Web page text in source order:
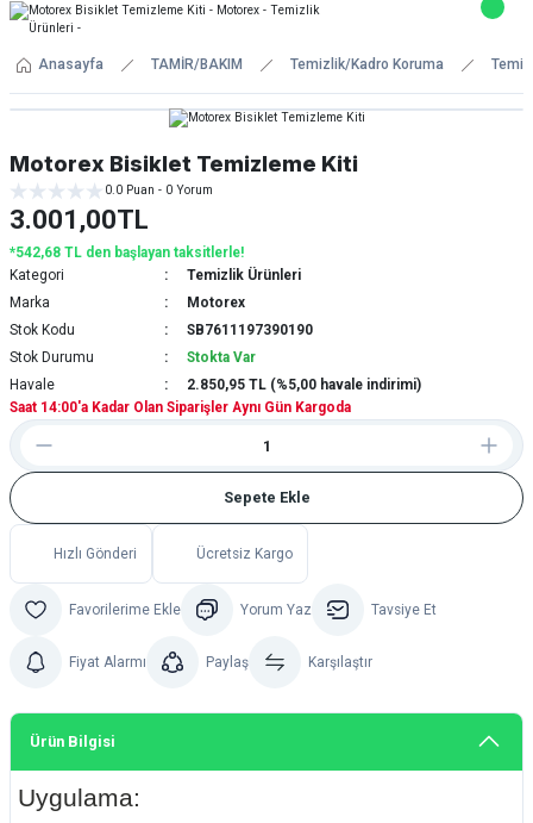
Anasayfa TAMİR/BAKIM Temizlik/Kadro Koruma
Motorex Bisiklet Temizleme Kiti
0.0 Puan - 0 Yorum
3.001,00TL
*542,68 TL den başlayan taksitlerle!
Kategori
Temizlik Ürünleri
Marka
Motorex
Stok Kodu
SB7611197390190
Stok Durumu
Stokta Var
Havale
2.850,95 TL (%5,00 havale indirimi)
Saat 14:00'a Kadar Olan Siparişler Aynı Gün Kargoda
Sepete Ekle
Hızlı Gönderi Ücretsiz Kargo
Yorum Yaz Tavsiye Et
Fiyat Alarmı Paylaş Karşılaştır
Ürün Bilgisi
Uygulama: